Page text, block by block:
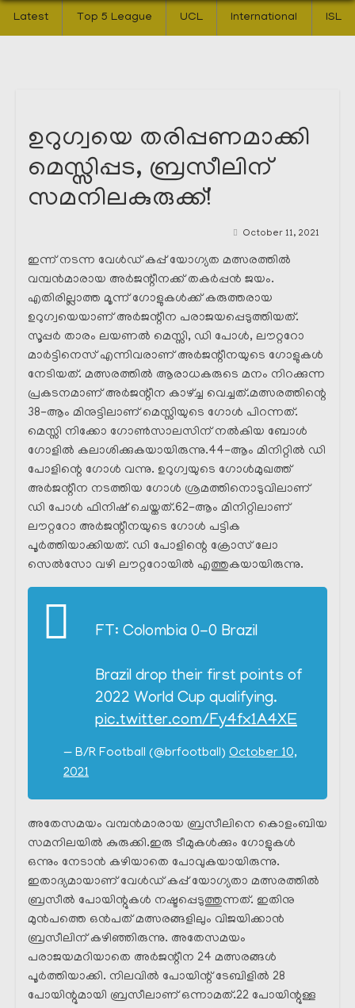
Latest Top 5 League UCL International ISL
ഉറുഗ്വയെ തരിപ്പണമാക്കി
മെസ്സിപ്പട, ബ്രസീലിന്
സമനിലകുരുക്ക്!
October 11, 2021
ഇന്ന് നടന്ന വേൾഡ് കപ്പ് യോഗ്യത മത്സരത്തിൽ
വമ്പൻമാരായ അർജന്റീനക്ക്‌ തകർപ്പൻ ജയം.
എതിരില്ലാത്ത മൂന്ന് ഗോളുകൾക്ക്‌ കരുത്തരായ
ഉറുഗ്വയെയാണ് അർജന്റീന പരാജയപ്പെടുത്തിയത്.
സൂപ്പർ താരം ലയണൽ മെസ്സി, ഡി പോൾ, ലൗറ്ററോ
മാർട്ടിനെസ് എന്നിവരാണ് അർജന്റീനയുടെ ഗോളുകൾ
നേടിയത്. മത്സരത്തിൽ ആരാധകരുടെ മനം നിറക്കുന്ന
പ്രകടനമാണ് അർജന്റീന കാഴ്ച്ച വെച്ചത്.മത്സരത്തിന്റെ
38-ആം മിനുട്ടിലാണ് മെസ്സിയുടെ ഗോൾ പിറന്നത്.
മെസ്സി നിക്കോ ഗോൺസാലസിന് നൽകിയ ബോൾ
ഗോളിൽ കലാശിക്കുകയായിരുന്നു.44-ആം മിനിറ്റിൽ ഡി
പോളിന്റെ ഗോൾ വന്നു. ഉറുഗ്വയുടെ ഗോൾമുഖത്ത്
അർജന്റീന നടത്തിയ ഗോൾ ശ്രമത്തിനൊടുവിലാണ്
ഡി പോൾ ഫിനിഷ് ചെയ്തത്.62-ആം മിനിറ്റിലാണ്
ലൗറ്ററോ അർജന്റീനയുടെ ഗോൾ പട്ടിക
പൂർത്തിയാക്കിയത്. ഡി പോളിന്റെ ക്രോസ് ലോ
സെൽസോ വഴി ലൗറ്ററോയിൽ എത്തുകയായിരുന്നു.
FT: Colombia 0-0 Brazil
Brazil drop their first points of
2022 World Cup qualifying.
pic.twitter.com/Fy4fx1A4XE
— B/R Football (@brfootball) October 10,
2021
അതേസമയം വമ്പൻമാരായ ബ്രസീലിനെ കൊളംബിയ
സമനിലയിൽ കുരുക്കി.ഇരു ടീമുകൾക്കും ഗോളുകൾ
ഒന്നും നേടാൻ കഴിയാതെ പോവുകയായിരുന്നു.
ഇതാദ്യമായാണ് വേൾഡ് കപ്പ് യോഗ്യതാ മത്സരത്തിൽ
ബ്രസീൽ പോയിന്റുകൾ നഷ്ടപ്പെടുത്തുന്നത്. ഇതിനു
മുൻപത്തെ ഒൻപത് മത്സരങ്ങളിലും വിജയിക്കാൻ
ബ്രസീലിന് കഴിഞ്ഞിരുന്നു. അതേസമയം
പരാജയമറിയാതെ അർജന്റീന 24 മത്സരങ്ങൾ
പൂർത്തിയാക്കി. നിലവിൽ പോയിന്റ് ടേബിളിൽ 28
പോയിന്റുമായി ബ്രസീലാണ് ഒന്നാമത്.22 പോയിന്റുള്ള